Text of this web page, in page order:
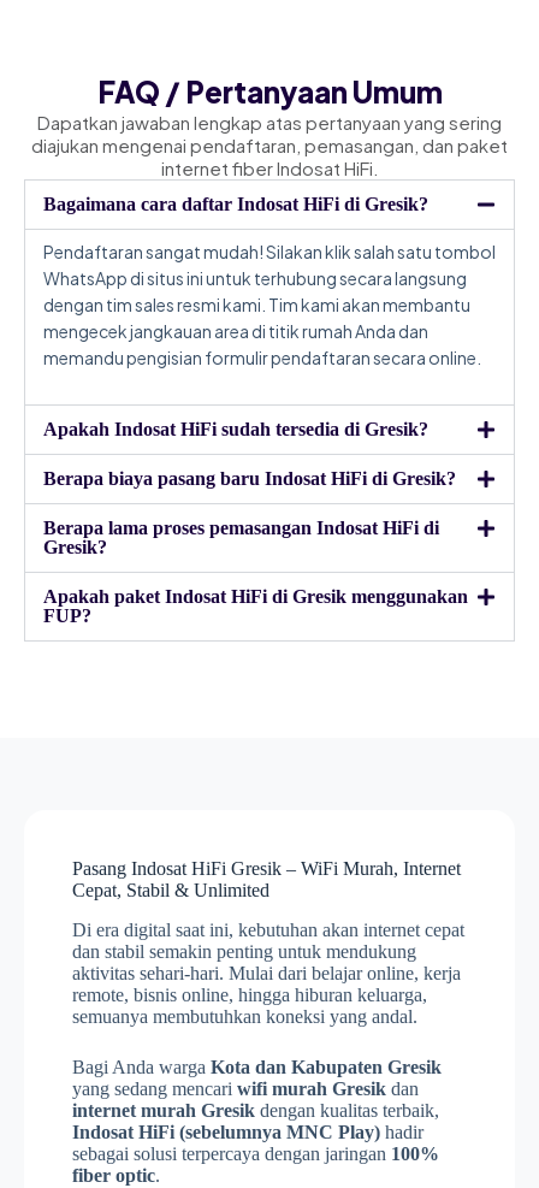
FAQ / Pertanyaan Umum
Dapatkan jawaban lengkap atas pertanyaan yang sering
diajukan mengenai pendaftaran, pemasangan, dan paket
internet fiber Indosat HiFi.
Bagaimana cara daftar Indosat HiFi di Gresik?
Pendaftaran sangat mudah! Silakan klik salah satu tombol
WhatsApp di situs ini untuk terhubung secara langsung
dengan tim sales resmi kami. Tim kami akan membantu
mengecek jangkauan area di titik rumah Anda dan
memandu pengisian formulir pendaftaran secara online.
Apakah Indosat HiFi sudah tersedia di Gresik?
Berapa biaya pasang baru Indosat HiFi di Gresik?
Berapa lama proses pemasangan Indosat HiFi di
Gresik?
Apakah paket Indosat HiFi di Gresik menggunakan
FUP?
Pasang Indosat HiFi Gresik – WiFi Murah, Internet
Cepat, Stabil & Unlimited
Di era digital saat ini, kebutuhan akan internet cepat
dan stabil semakin penting untuk mendukung
aktivitas sehari-hari. Mulai dari belajar online, kerja
remote, bisnis online, hingga hiburan keluarga,
semuanya membutuhkan koneksi yang andal.
Bagi Anda warga Kota dan Kabupaten Gresik
yang sedang mencari wifi murah Gresik dan
internet murah Gresik dengan kualitas terbaik,
Indosat HiFi (sebelumnya MNC Play) hadir
sebagai solusi terpercaya dengan jaringan 100%
fiber optic.